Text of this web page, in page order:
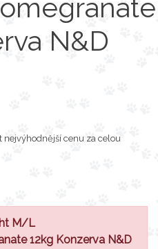
N&D
nejvýhodnější cenu za celou
M/L
12kg Konzerva N&D